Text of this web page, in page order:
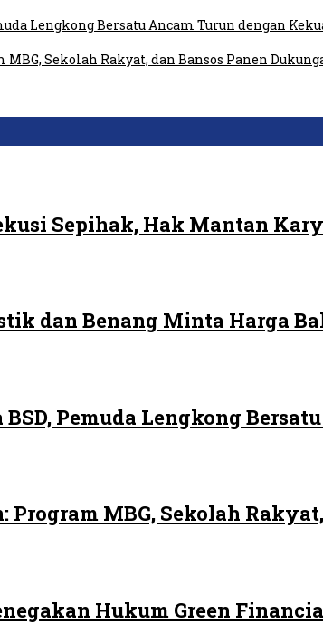
Lengkong Bersatu Ancam Turun dengan
Sekolah Rakyat, dan Bansos Panen
Sepihak, Hak Mantan
dan Benang Minta Harga
Pemuda Lengkong
Program MBG, Sekolah
Hukum Green